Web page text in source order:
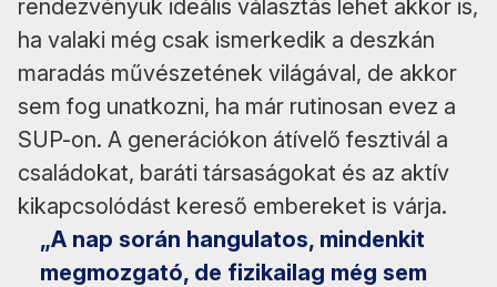
rendezvényük ideális választás lehet akkor is,
ha valaki még csak ismerkedik a deszkán
maradás művészetének világával, de akkor
sem fog unatkozni, ha már rutinosan evez a
SUP-on. A generációkon átívelő fesztivál a
családokat, baráti társaságokat és az aktív
kikapcsolódást kereső embereket is várja.
„A nap során hangulatos, mindenkit
megmozgató, de fizikailag még sem